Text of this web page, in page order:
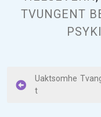
TVUNGENT
I
Uaktsomhe
t